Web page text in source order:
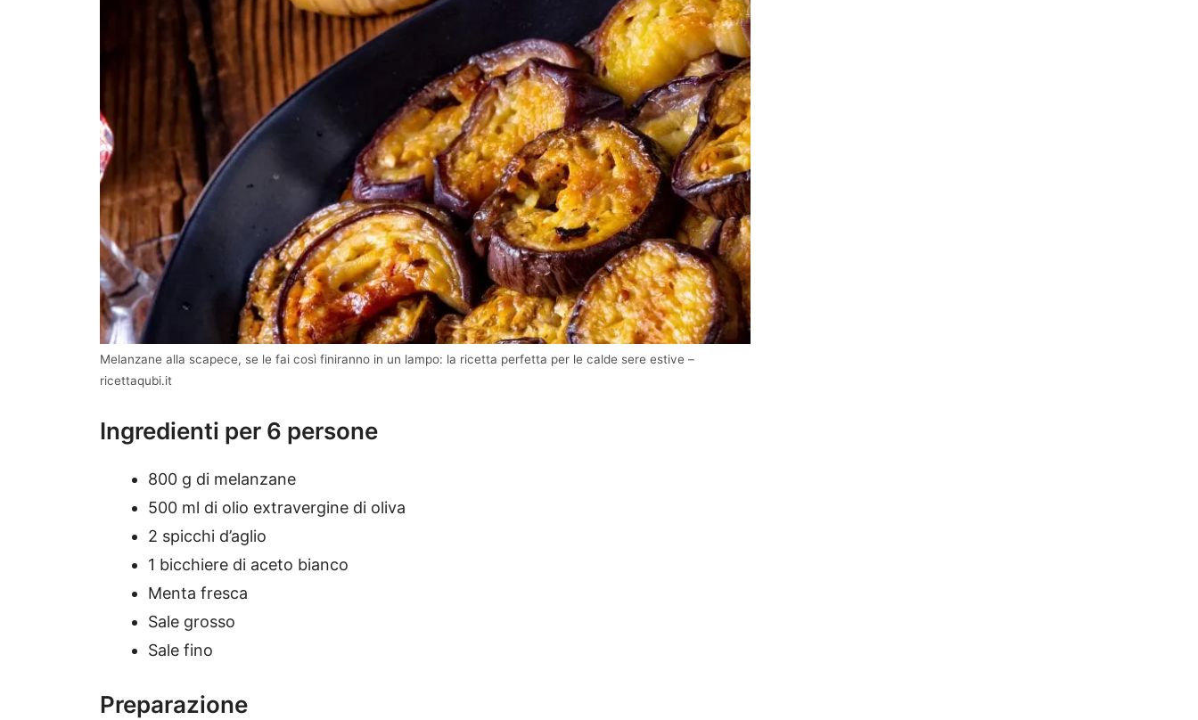
Melanzane alla scapece, se le fai così finiranno in un lampo: la ricetta perfetta per le calde sere estive –
ricettaqubi.it
Ingredienti per 6 persone
800 g di melanzane
500 ml di olio extravergine di oliva
2 spicchi d’aglio
1 bicchiere di aceto bianco
Menta fresca
Sale grosso
Sale fino
Preparazione